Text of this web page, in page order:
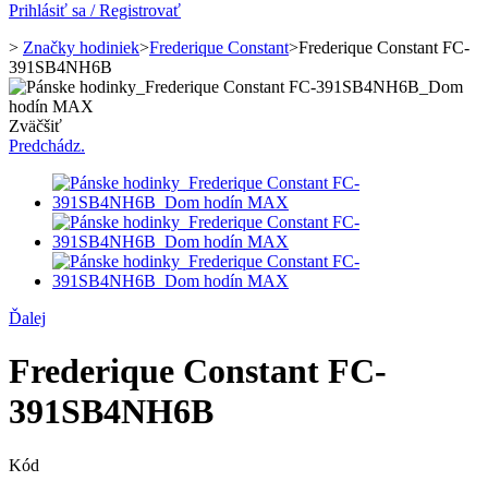
Prihlásiť sa / Registrovať
> Značky hodiniek>Frederique Constant>Frederique Constant FC-
391SB4NH6B
Zväčšiť
Predchádz.
Ďalej
Frederique Constant FC-
391SB4NH6B
Kód